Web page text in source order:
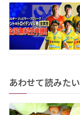
あわせて読みたい